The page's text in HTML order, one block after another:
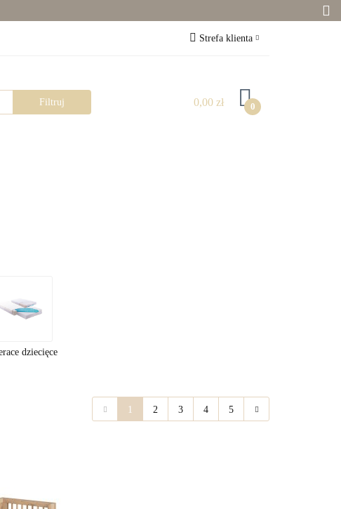
Strefa klienta
Zarejestruj się
Dodaj zgłoszenie
0,00 zł 0
Zabawki
dziecięce
1 2 3 4 5